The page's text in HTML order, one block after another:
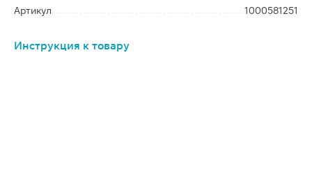
Артикул
1000581251
Инструкция к товару